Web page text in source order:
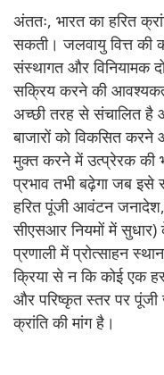
अंततः, भारत का हरित
सकती। जलवायु वित्त की
संस्थागत और विनियामक
सक्रिय करने की
अच्छी तरह से संचालित है
बाजारों को विकसित
मुक्त करने में उत्प्रेरक की
प्रभाव तभी बढ़ेगा जब इसे
हरित पूंजी आवंटन जनादेश,
सीएसआर नियमों में सुधार)
प्रणाली में प्रोत्साहन
क्रिया से न कि कोई एक
और परिष्कृत स्तर पर पूंजी
क्रांति की मांग है।